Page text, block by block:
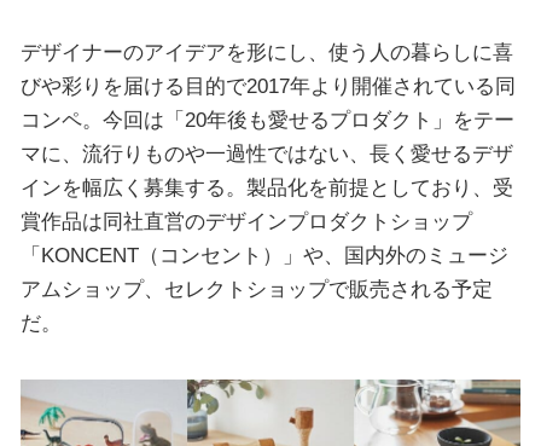
デザイナーのアイデアを形にし、使う人の暮らしに喜
びや彩りを届ける目的で2017年より開催されている同
コンペ。今回は「20年後も愛せるプロダクト」をテー
マに、流行りものや一過性ではない、長く愛せるデザ
インを幅広く募集する。製品化を前提としており、受
賞作品は同社直営のデザインプロダクトショップ
「KONCENT（コンセント）」や、国内外のミュージ
アムショップ、セレクトショップで販売される予定
だ。